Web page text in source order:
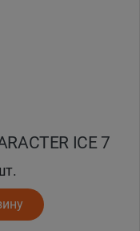
ICE 7